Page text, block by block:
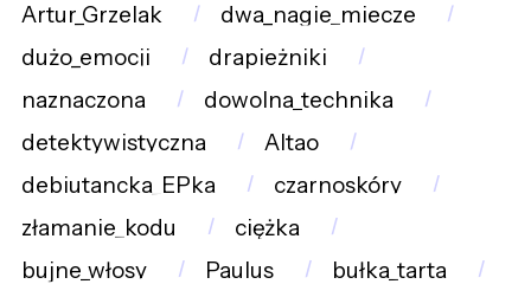
Artur_Grzelak
dwa_nagie_miecze
dużo_emocji
drapieżniki
naznaczona
dowolna_technika
detektywistyczna
Altao
debiutancka_EPka
czarnoskóry
złamanie_kodu
ciężka
bujne_włosy
Paulus
bułka_tarta